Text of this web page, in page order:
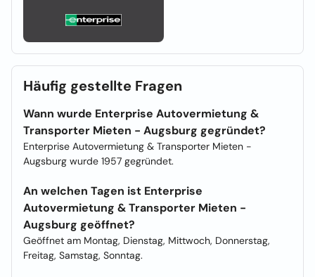
Häufig gestellte Fragen
Wann wurde Enterprise Autovermietung &
Transporter Mieten - Augsburg gegründet?
Enterprise Autovermietung & Transporter Mieten -
Augsburg wurde 1957 gegründet.
An welchen Tagen ist Enterprise
Autovermietung & Transporter Mieten -
Augsburg geöffnet?
Geöffnet am Montag, Dienstag, Mittwoch, Donnerstag,
Freitag, Samstag, Sonntag.